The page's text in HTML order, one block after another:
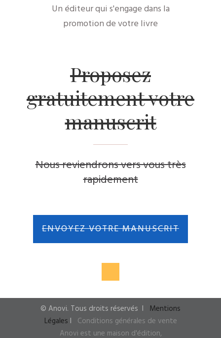
Un éditeur qui s'engage dans la
promotion de votre livre
Proposez
gratuitement votre
manuscrit
Nous reviendrons vers vous très
rapidement
ENVOYEZ VOTRE MANUSCRIT
© Anovi. Tous droits réservés I Mentions
Légales I Conditions générales de vente
Anovi est une maison d'édition,